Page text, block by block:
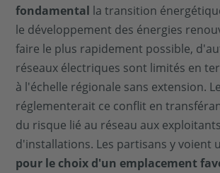
fondamental la transition
le développement des énergies
faire le plus rapidement possible,
réseaux électriques sont limités en
à l'échelle régionale sans extension.
réglementerait ce conflit en
du risque lié au réseau aux exploitants
d'installations. Les partisans y voient
pour le choix d'un emplacement